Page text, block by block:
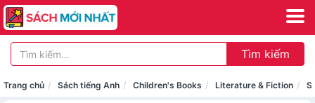
Tìm kiếm
Trang chủ Sách tiếng Anh Children's Books Literature & Fiction